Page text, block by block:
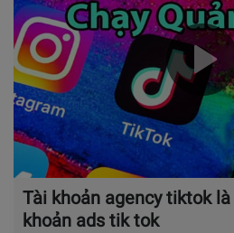
Tài khoản agency tiktok
khoản ads tik tok